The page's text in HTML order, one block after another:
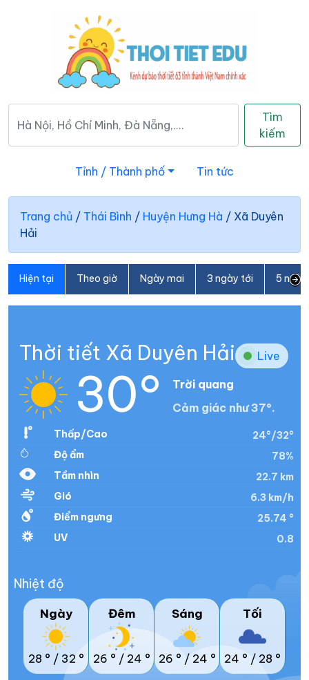
Tìm
kiếm
Tỉnh / Thành phố Tin tức
Trang chủ / Thái Bình / Huyện Hưng Hà / Xã Duyên
Hải
Hiện tại Theo giờ Ngày mai 3 ngày tới 5
Thời tiết Xã Duyên Hải Live
30°
Trời quang
Cảm giác như 37°.
Thấp/Cao
24°/32°
Độ ẩm
78%
Tầm nhìn
22.7 km
Gió
6.3 km/h
Điểm ngưng
25.74 °
UV
0.8
Nhiệt độ
Ngày
28 ° / 32 °
Đêm
26 ° / 24 °
Sáng
26 ° / 24 °
Tối
24 ° / 28 °